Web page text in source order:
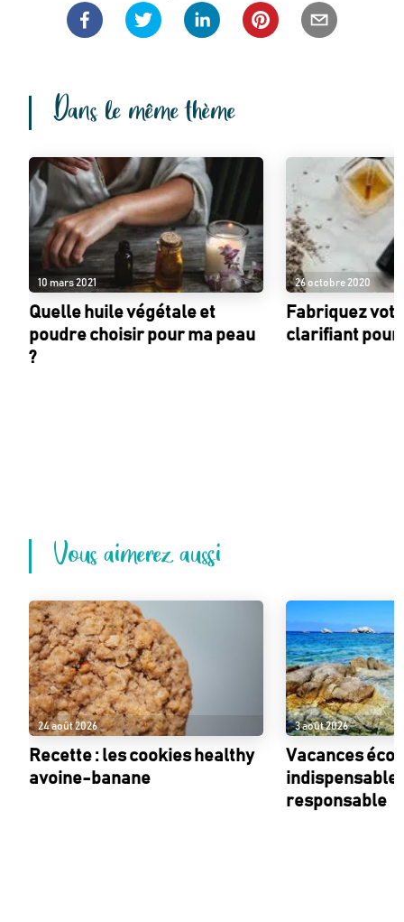
Dans le même thème
10 mars 2021
Quelle huile végétale et
poudre choisir pour ma peau
?
26 octobre 2020
Fabriquez
clarifiant pour
Vous aimerez aussi
24 août 2026
Recette : les cookies healthy
avoine-banane
3 août 2026
Vacances
responsable